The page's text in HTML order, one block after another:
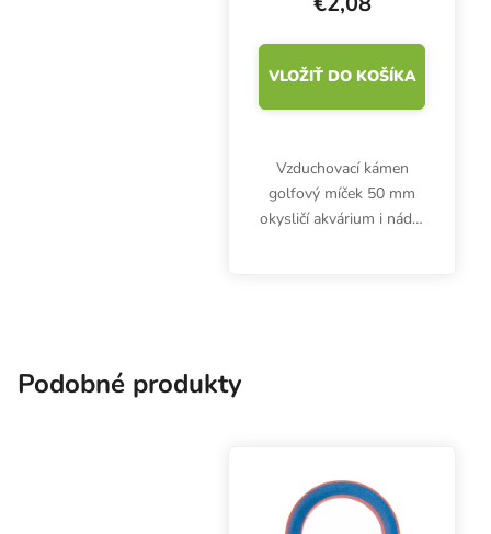
VLOŽIŤ DO KOŠÍKA
Vzduchovací kámen
golfový míček 50 mm
okysličí akvárium i nádrž
Podobné produkty